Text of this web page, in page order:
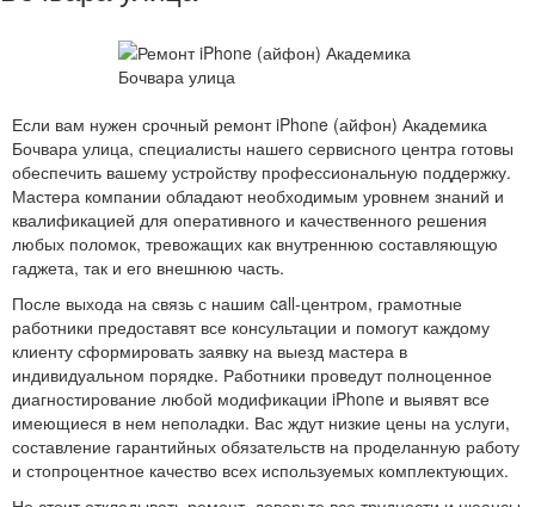
Если вам нужен срочный ремонт iPhone (айфон) Академика
Бочвара улица, специалисты нашего сервисного центра готовы
обеспечить вашему устройству профессиональную поддержку.
Мастера компании обладают необходимым уровнем знаний и
квалификацией для оперативного и качественного решения
любых поломок, тревожащих как внутреннюю составляющую
гаджета, так и его внешнюю часть.
После выхода на связь с нашим call-центром, грамотные
работники предоставят все консультации и помогут каждому
клиенту сформировать заявку на выезд мастера в
индивидуальном порядке. Работники проведут полноценное
диагностирование любой модификации iPhone и выявят все
имеющиеся в нем неполадки. Вас ждут низкие цены на услуги,
составление гарантийных обязательств на проделанную работу
и стопроцентное качество всех используемых комплектующих.